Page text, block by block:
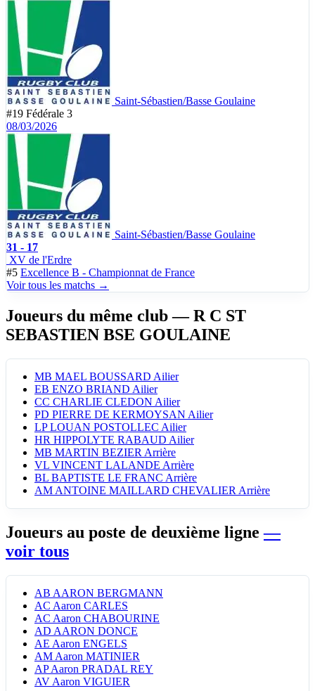
Saint-Sébastien/Basse Goulaine
#19 Fédérale 3
08/03/2026
Saint-Sébastien/Basse Goulaine
31 - 17
XV de l'Erdre
#5 Excellence B - Championnat de France
Voir tous les matchs →
Joueurs du même club— R C ST
SEBASTIEN BSE GOULAINE
MB MAEL BOUSSARD Ailier
EB ENZO BRIAND Ailier
CC CHARLIE CLEDON Ailier
PD PIERRE DE KERMOYSAN Ailier
LP LOUAN POSTOLLEC Ailier
HR HIPPOLYTE RABAUD Ailier
MB MARTIN BEZIER Arrière
VL VINCENT LALANDE Arrière
BL BAPTISTE LE FRANC Arrière
AM ANTOINE MAILLARD CHEVALIER Arrière
Joueurs au poste de deuxième ligne—
voir tous
AB AARON BERGMANN
AC Aaron CARLES
AC Aaron CHABOURINE
AD AARON DONCE
AE Aaron ENGELS
AM Aaron MATINIER
AP Aaron PRADAL REY
AV Aaron VIGUIER